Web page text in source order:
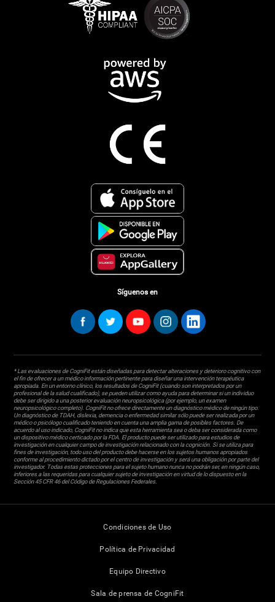
Síguenos en
* Las evaluaciones de CogniFit están diseñadas para detectar alteraciones y deterioro cognitivo con
el fin de ofrecer a un médico información pertinente para diseñar una intervención terapéutica
apropiada. En un entorno clínico, los resultados de CogniFit (cuando son interpretados por un
profesional de la salud cualificado), se pueden utilizar como ayuda para determinar si un individuo
debe ser dirigido a una posterior evaluación neuropsicológica (por ejemplo, un examen
neuropsicológico completo). CogniFit no ofrece directamente un diagnóstico médico de ningún tipo.
Un diagnóstico de TDAH, dislexia, demencia o enfermedad similar sólo puede ser realizada por un
médico o psicólogo cualificado teniendo en cuenta una amplia gama de posibles factores. De
acuerdo al uso indicado, CogniFit no indica que esta herramienta sea o deba ser considerada como
un dispositivo médico certicado por la FDA. El producto puede ser utilizado para estudios de
investigación en cualquier campo de investigación relacionado con la cognición. Si se utiliza para
fines de investigación, todo uso del producto debe hacerse en los sujetos humanos apropiados
conforme al procedimiento dictado por el centro de investigación y será una obligación por parte del
investigador. Todas estas protecciones para el sujeto humano nunca no podrán ser, en ningún caso,
inferiores a las requeridas para cualquier sujeto de investigación en virtud de lo dispuesto en la
Sección 45 CFR 46 del Código de Regulaciones Federales.
Condiciones de Uso
Política de Privacidad
Equipo Directivo
Sala de prensa de CogniFit